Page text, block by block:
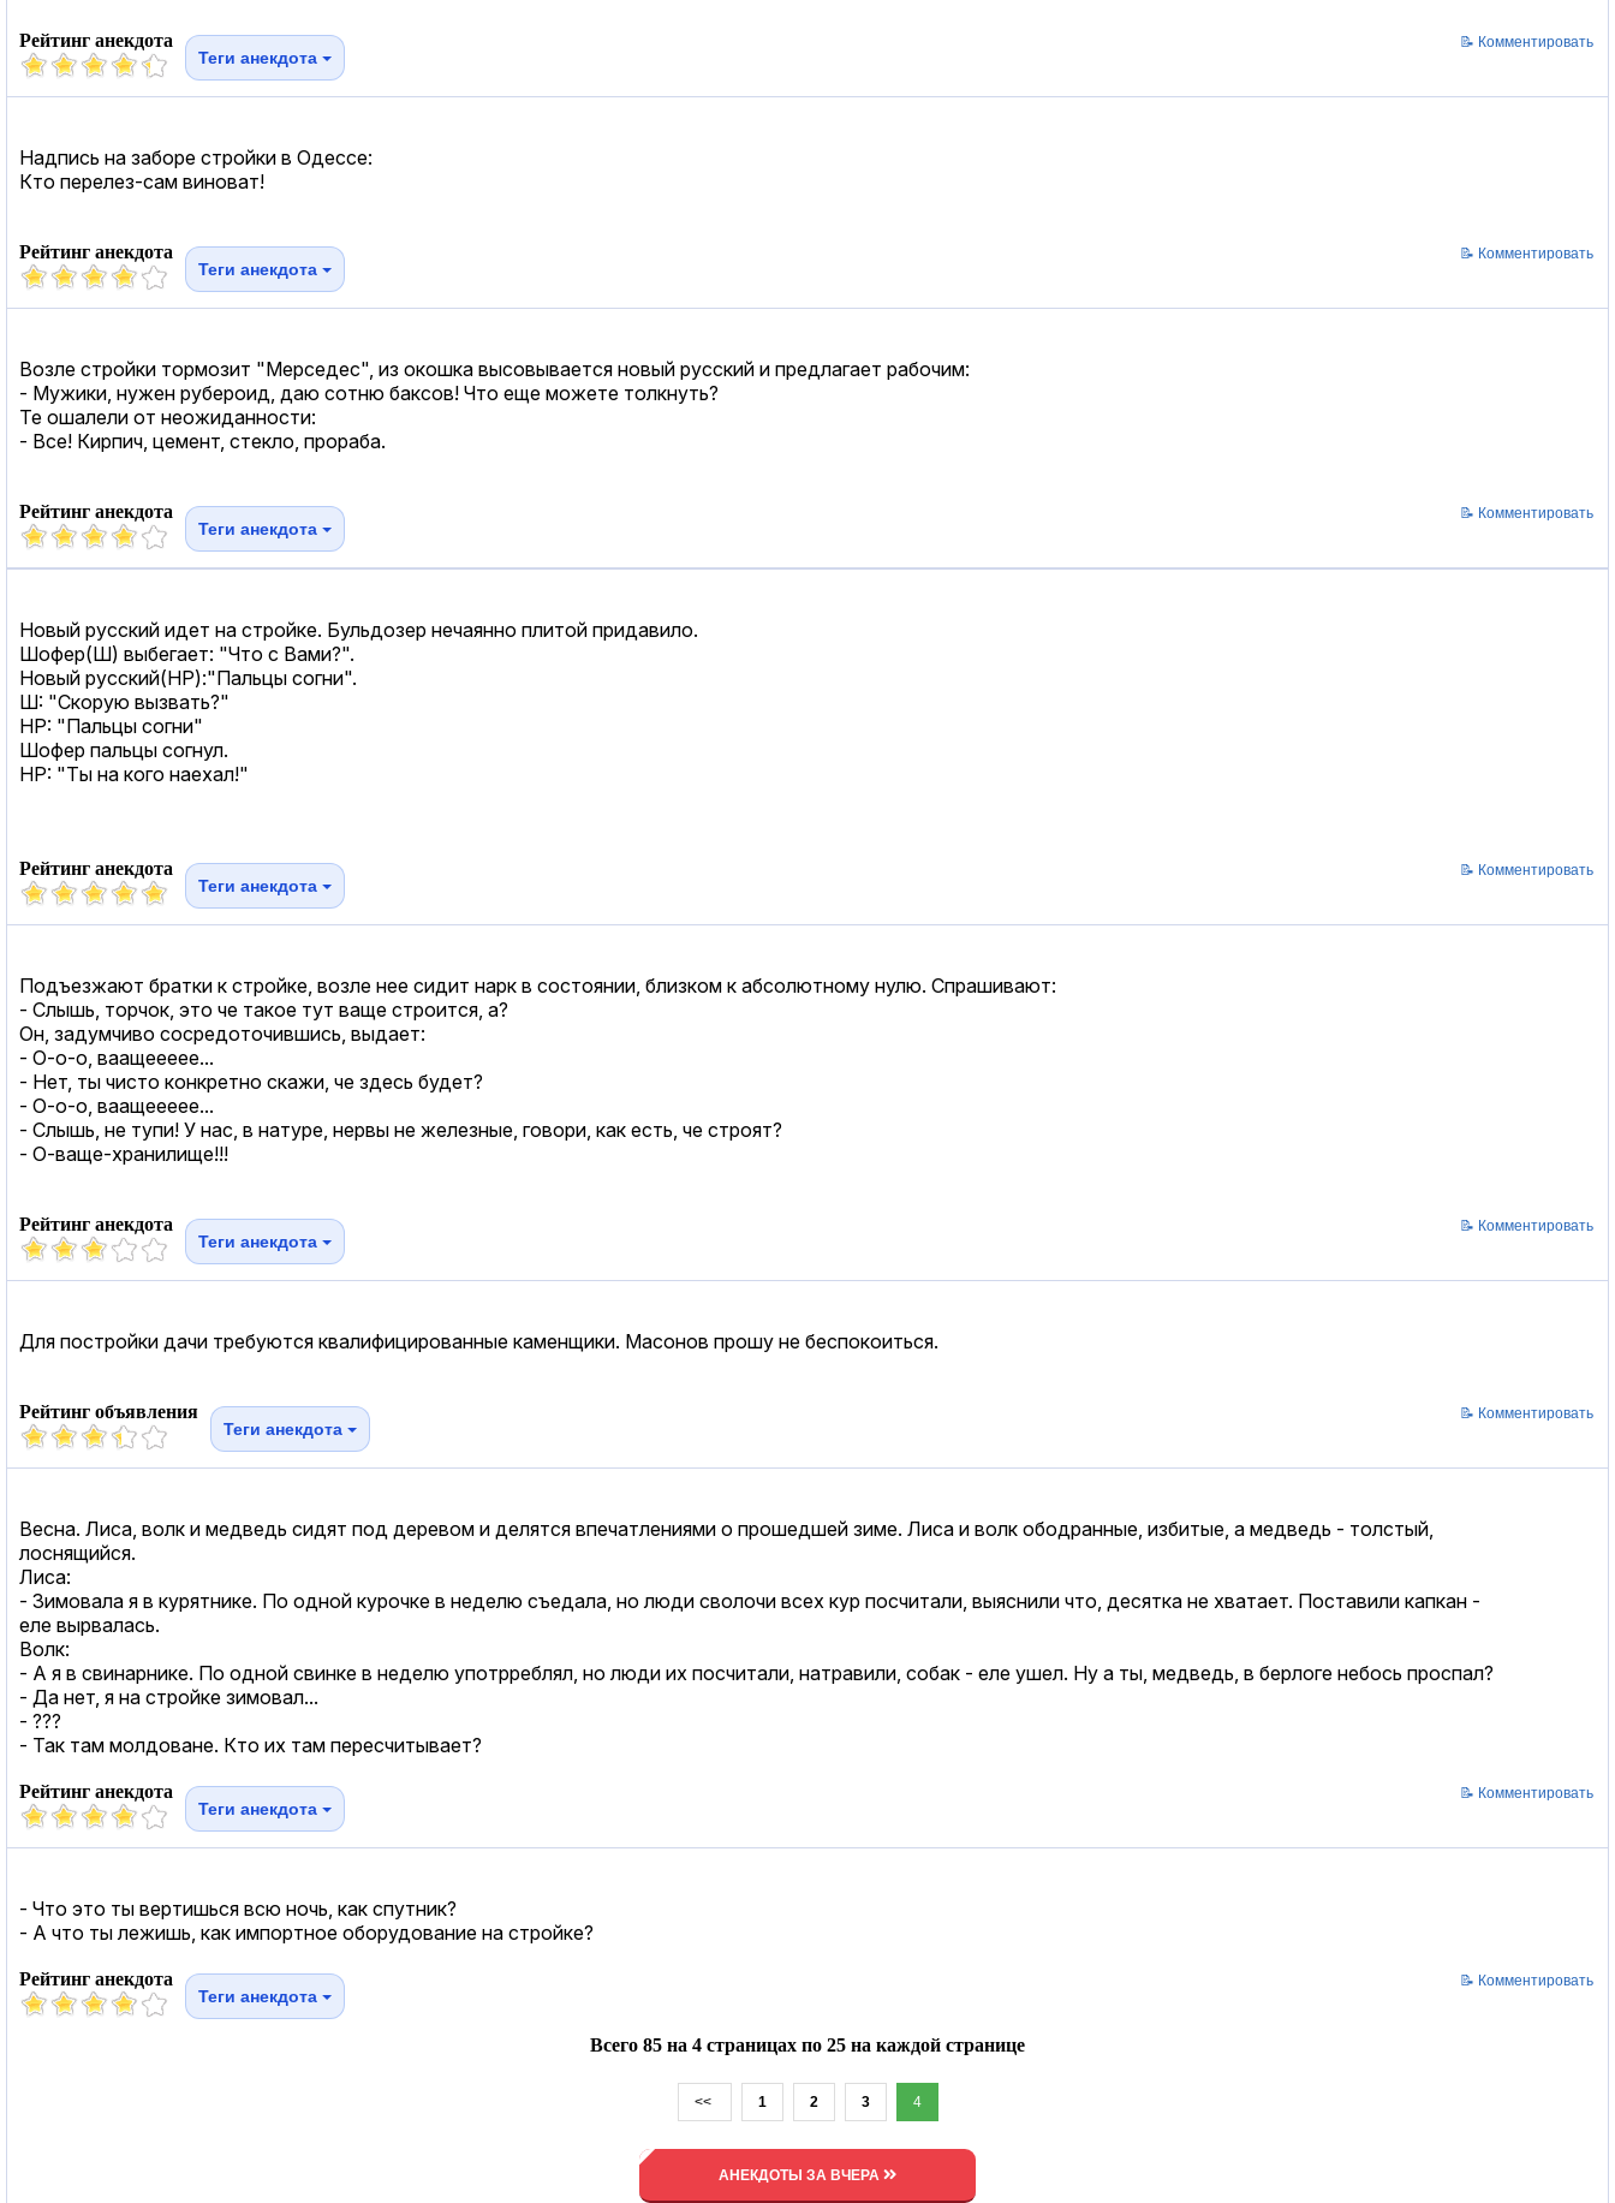
Рейтинг анекдота
Теги анекдота
📝 Комментировать
Надпись на заборе стройки в Одессе:
Кто перелез-сам виноват!
Рейтинг анекдота
Теги анекдота
📝 Комментировать
Возле стройки тормозит "Мерседес", из окошка высовывается новый русский и предлагает рабочим:
- Мужики, нужен рубероид, даю сотню баксов! Что еще можете толкнуть?
Те ошалели от неожиданности:
- Все! Кирпич, цемент, стекло, прораба.
Рейтинг анекдота
Теги анекдота
📝 Комментировать
Новый русский идет на стройке. Бульдозер нечаянно плитой придавило.
Шофер(Ш) выбегает: "Что с Вами?".
Новый русский(НР):"Пальцы согни".
Ш: "Скорую вызвать?"
НР: "Пальцы согни"
Шофер пальцы согнул.
НР: "Ты на кого наехал!"
Рейтинг анекдота
Теги анекдота
📝 Комментировать
Подъезжают братки к стройке, возле нее сидит нарк в состоянии, близком к абсолютному нулю. Спрашивают:
- Слышь, торчок, это че такое тут ваще строится, а?
Он, задумчиво сосредоточившись, выдает:
- О-о-о, ваащеееее...
- Нет, ты чисто конкретно скажи, че здесь будет?
- О-о-о, ваащеееее...
- Слышь, не тупи! У нас, в натуре, нервы не железные, говори, как есть, че строят?
- О-ваще-хранилище!!!
Рейтинг анекдота
Теги анекдота
📝 Комментировать
Для постройки дачи требуются квалифицированные каменщики. Масонов прошу не беспокоиться.
Рейтинг объявления
Теги анекдота
📝 Комментировать
Весна. Лиса, волк и медведь сидят под деревом и делятся впечатлениями о прошедшей зиме. Лиса и волк ободранные, избитые, а медведь - толстый,
лоснящийся.
Лиса:
- Зимовала я в курятнике. По одной курочке в неделю съедала, но люди сволочи всех кур посчитали, выяснили что, десятка не хватает. Поставили капкан -
еле вырвалась.
Волк:
- А я в свинарнике. По одной свинке в неделю употрреблял, но люди их посчитали, натравили, собак - еле ушел. Ну а ты, медведь, в берлоге небось проспал?
- Да нет, я на стройке зимовал...
- ???
- Так там молдоване. Кто их там пересчитывает?
Рейтинг анекдота
Теги анекдота
📝 Комментировать
- Что это ты вертишься всю ночь, как спутник?
- А что ты лежишь, как импортное оборудование на стройке?
Рейтинг анекдота
Теги анекдота
📝 Комментировать
Всего 85 на 4 страницах по 25 на каждой странице
<< 1 2 3 4
АНЕКДОТЫ ЗА ВЧЕРА